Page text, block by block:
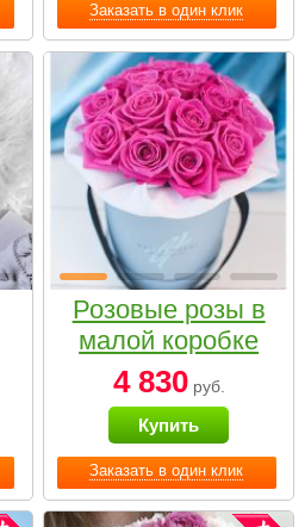
Заказать в один клик
Заказать в один клик
Розовые розы в
малой коробке
4 830руб.
Купить